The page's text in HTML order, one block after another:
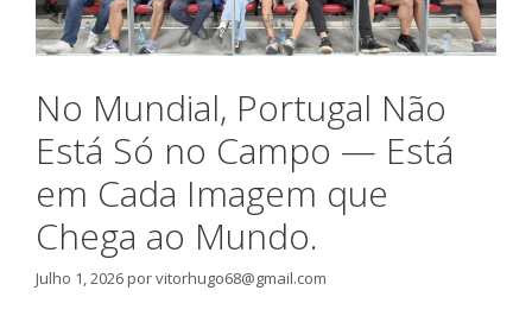
No Mundial, Portugal Não
Está Só no Campo — Está
em Cada Imagem que
Chega ao Mundo.
Julho 1, 2026porvitorhugo68@gmail.com